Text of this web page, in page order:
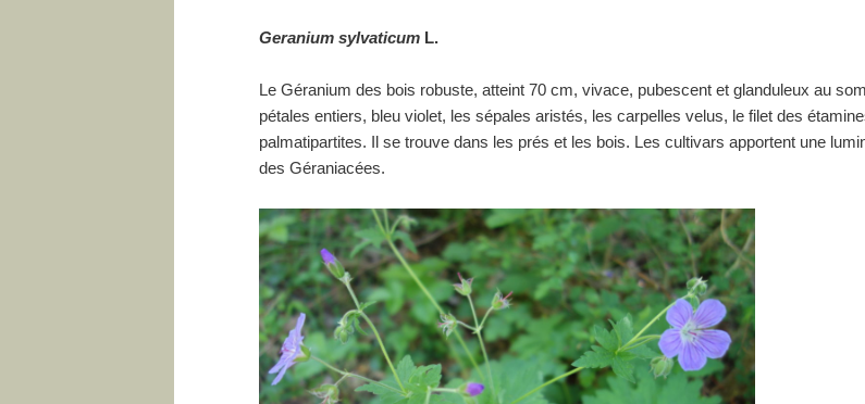
Geranium sylvaticumL.
Le Géranium des bois robuste, atteint 70 cm, vivace, pubescent et glanduleux au
pétales entiers, bleu violet, les sépales aristés, les carpelles velus, le filet des
palmatipartites. Il se trouve dans les prés et les bois. Les cultivars apportent une
des Géraniacées.